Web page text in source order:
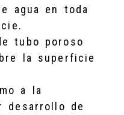
agua en toda
tubo poroso
la superficie
a la
desarrollo de